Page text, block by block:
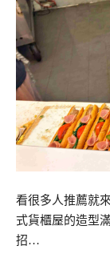
看很多人推薦就
式貨櫃屋的造型
招…